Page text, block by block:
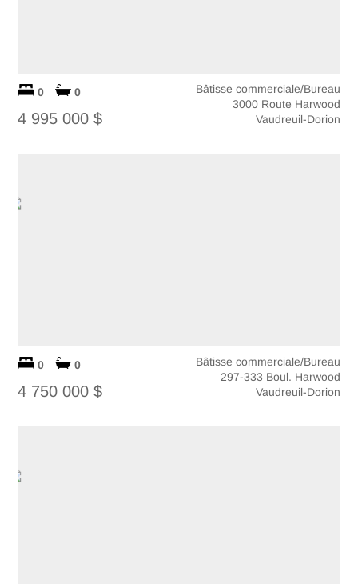
0 0
4 995 000 $
Bâtisse commerciale/Bureau
3000 Route Harwood
Vaudreuil-Dorion
0 0
4 750 000 $
Bâtisse commerciale/Bureau
297-333 Boul. Harwood
Vaudreuil-Dorion